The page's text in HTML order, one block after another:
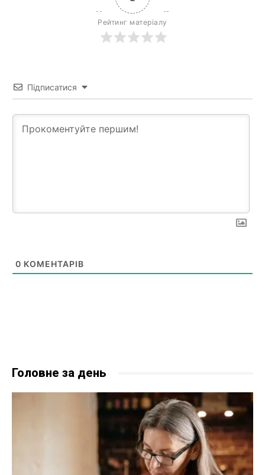
Рейтинг матеріалу
Підписатися
0 КОМЕНТАРІВ
Головне за день